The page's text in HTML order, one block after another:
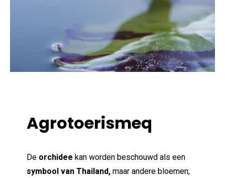
Agrotoerismeq
De orchidee kan worden beschouwd als een
symbool van Thailand,maar andere bloemen,